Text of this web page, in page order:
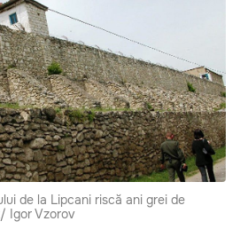
de la Lipcani riscă ani grei de
Igor Vzorov